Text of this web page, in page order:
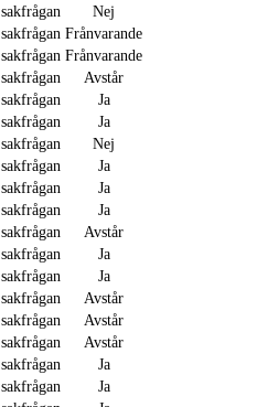
sakfrågan
Nej
sakfrågan Frånvarande
sakfrågan Frånvarande
sakfrågan
Avstår
sakfrågan
Ja
sakfrågan
Ja
sakfrågan
Nej
sakfrågan
Ja
sakfrågan
Ja
sakfrågan
Ja
sakfrågan
Avstår
sakfrågan
Ja
sakfrågan
Ja
sakfrågan
Avstår
sakfrågan
Avstår
sakfrågan
Avstår
sakfrågan
Ja
sakfrågan
Ja